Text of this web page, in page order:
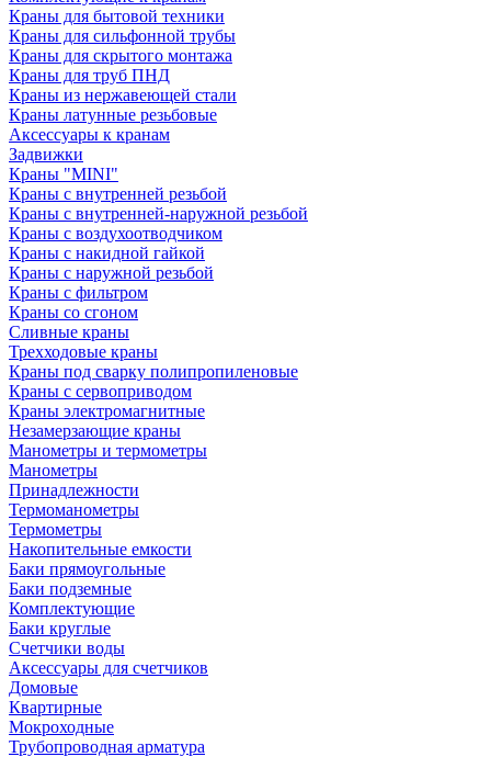
Краны для бытовой техники
Краны для сильфонной трубы
Краны для скрытого монтажа
Краны для труб ПНД
Краны из нержавеющей стали
Краны латунные резьбовые
Аксессуары к кранам
Задвижки
Краны "MINI"
Краны с внутренней резьбой
Краны с внутренней-наружной резьбой
Краны с воздухоотводчиком
Краны с накидной гайкой
Краны с наружной резьбой
Краны с фильтром
Краны со сгоном
Сливные краны
Трехходовые краны
Краны под сварку полипропиленовые
Краны с сервоприводом
Краны электромагнитные
Незамерзающие краны
Манометры и термометры
Манометры
Принадлежности
Термоманометры
Термометры
Накопительные емкости
Баки прямоугольные
Баки подземные
Комплектующие
Баки круглые
Счетчики воды
Аксессуары для счетчиков
Домовые
Квартирные
Мокроходные
Трубопроводная арматура